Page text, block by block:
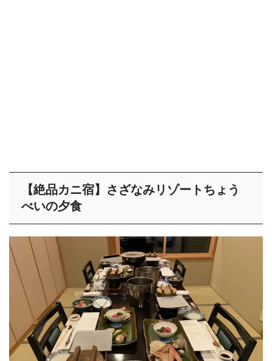
【絶品カニ宿】さざなみリゾートちょう
べいの夕食